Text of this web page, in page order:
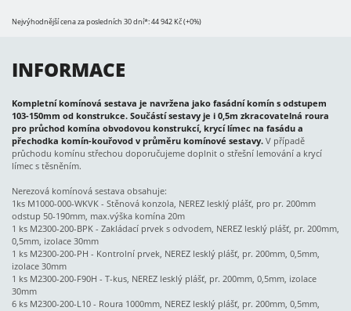
Nejvýhodnější cena za posledních 30 dní*: 44 942 Kč (+0%)
INFORMACE
Kompletní komínová sestava je navržena jako fasádní komín s odstupem
103-150mm od konstrukce. Součástí sestavy je i 0,5m zkracovatelná roura
pro průchod komína obvodovou konstrukcí, krycí límec na fasádu a
přechodka komín-kouřovod v průměru komínové sestavy. V případě
průchodu komínu střechou doporučujeme doplnit o střešní lemování a krycí
límec s těsněním.
Nerezová komínová sestava obsahuje:
1ks M1000-000-WKVK - Stěnová konzola, NEREZ lesklý plášť, pro pr. 200mm
odstup 50-190mm, max.výška komína 20m
1 ks M2300-200-BPK - Zakládací prvek s odvodem, NEREZ lesklý plášť, pr. 200mm,
0,5mm, izolace 30mm
1 ks M2300-200-PH - Kontrolní prvek, NEREZ lesklý plášť, pr. 200mm, 0,5mm,
izolace 30mm
1 ks M2300-200-F90H - T-kus, NEREZ lesklý plášť, pr. 200mm, 0,5mm, izolace
30mm
6 ks M2300-200-L10 - Roura 1000mm, NEREZ lesklý plášť, pr. 200mm, 0,5mm,